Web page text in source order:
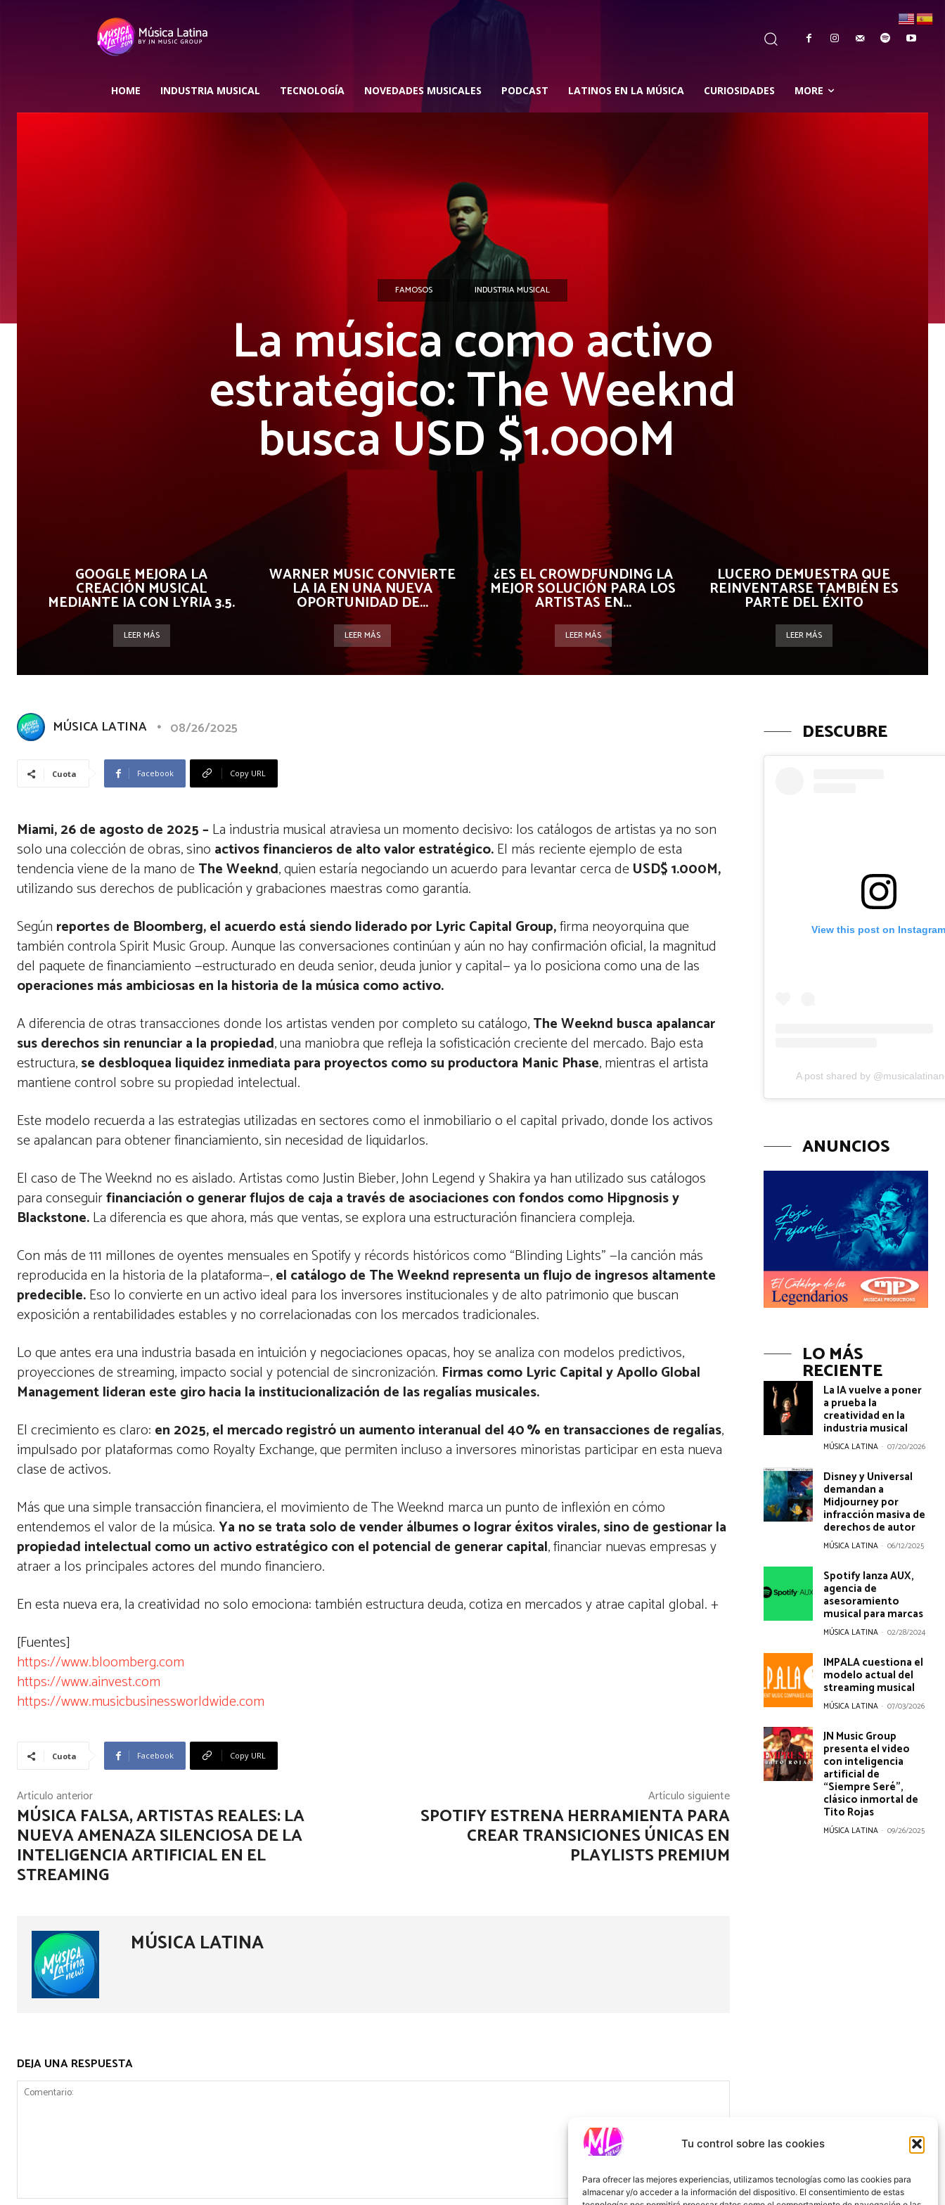
Tu control sobre las cookies
Para ofrecer las mejores experiencias, utilizamos tecnologías como las cookies para
almacenar y/o acceder a la información del dispositivo. El consentimiento de estas
HOME INDUSTRIA MUSICAL TECNOLOGÍA NOVEDADES MUSICALES PODCAST LATINOS EN LA MÚSICA CURIOSIDADES MORE
FAMOSOS INDUSTRIA MUSICAL
La música como activo
estratégico: The Weeknd
busca USD $1.000M
GOOGLE MEJORA LA
CREACIÓN MUSICAL
MEDIANTE IA CON LYRIA 3.5.
LEER MÁS
WARNER MUSIC CONVIERTE
LA IA EN UNA NUEVA
OPORTUNIDAD DE...
LEER MÁS
¿ES EL CROWDFUNDING LA
MEJOR SOLUCIÓN PARA LOS
ARTISTAS EN...
LEER MÁS
LUCERO DEMUESTRA QUE
REINVENTARSE TAMBIÉN ES
PARTE DEL ÉXITO
LEER MÁS
MÚSICA LATINA 08/26/2025
Cuota Facebook Copy URL
Miami, 26 de agosto de 2025 –La industria musical atraviesa un momento decisivo: los catálogos de artistas ya no son
solo una colección de obras, sino activos financieros de alto valor estratégico.El más reciente ejemplo de esta
tendencia viene de la mano deThe Weeknd, quien estaría negociando un acuerdo para levantar cerca deUSD$ 1.000M,
utilizando sus derechos de publicación y grabaciones maestras como garantía.
Según reportes de Bloomberg, el acuerdo está siendo liderado por Lyric Capital Group,firma neoyorquina que
también controla Spirit Music Group. Aunque las conversaciones continúan y aún no hay confirmación oficial, la magnitud
del paquete de financiamiento —estructurado en deuda senior, deuda junior y capital— ya lo posiciona como una de las
operaciones más ambiciosas en la historia de la música como activo.
A diferencia de otras transacciones donde los artistas venden por completo su catálogo,The Weeknd busca apalancar
sus derechos sin renunciar a la propiedad, una maniobra que refleja la sofisticación creciente del mercado. Bajo esta
estructura,se desbloquea liquidez inmediata para proyectos como su productora Manic Phase, mientras el artista
mantiene control sobre su propiedad intelectual.
Este modelo recuerda a las estrategias utilizadas en sectores como el inmobiliario o el capital privado, donde los activos
se apalancan para obtener financiamiento, sin necesidad de liquidarlos.
El caso de The Weeknd no es aislado. Artistas como Justin Bieber, John Legend y Shakira ya han utilizado sus catálogos
para conseguirfinanciación o generar flujos de caja a través de asociaciones con fondos como Hipgnosis y
Blackstone.La diferencia es que ahora, más que ventas, se explora una estructuración financiera compleja.
Con más de 111 millones de oyentes mensuales en Spotify y récords históricos como “Blinding Lights” —la canción más
reproducida en la historia de la plataforma—,el catálogo de The Weeknd representa un flujo de ingresos altamente
predecible.Eso lo convierte en un activo ideal para los inversores institucionales y de alto patrimonio que buscan
exposición a rentabilidades estables y no correlacionadas con los mercados tradicionales.
Lo que antes era una industria basada en intuición y negociaciones opacas, hoy se analiza con modelos predictivos,
proyecciones de streaming, impacto social y potencial de sincronización. Firmas como Lyric Capital y Apollo Global
Management lideran este giro hacia la institucionalización de las regalías musicales.
El crecimiento es claro: en 2025, el mercado registró un aumento interanual del 40 % en transacciones de regalías,
impulsado por plataformas como Royalty Exchange, que permiten incluso a inversores minoristas participar en esta nueva
clase de activos.
Más que una simple transacción financiera, el movimiento de The Weeknd marca un punto de inflexión en cómo
entendemos el valor de la música.Ya no se trata solo de vender álbumes o lograr éxitos virales, sino de gestionar la
propiedad intelectual como un activo estratégico con el potencial de generar capital, financiar nuevas empresas y
atraer a los principales actores del mundo financiero.
En esta nueva era, la creatividad no solo emociona: también estructura deuda, cotiza en mercados y atrae capital global. +
[Fuentes]
https://www.bloomberg.com
https://www.ainvest.com
https://www.musicbusinessworldwide.com
Cuota Facebook Copy URL
Artículo anterior
MÚSICA FALSA, ARTISTAS REALES: LA
NUEVA AMENAZA SILENCIOSA DE LA
INTELIGENCIA ARTIFICIAL EN EL
STREAMING
Artículo siguiente
SPOTIFY ESTRENA HERRAMIENTA PARA
CREAR TRANSICIONES ÚNICAS EN
PLAYLISTS PREMIUM
MÚSICA LATINA
DEJA UNA RESPUESTA
DESCUBRE
View this post on
A post shared by
ANUNCIOS
LO MÁS
RECIENTE
La IA vuelve a poner
a prueba la
creatividad en la
industria musical
MÚSICA LATINA - 07/20/2026
Disney y Universal
demandan a
Midjourney por
infracción masiva de
derechos de autor
MÚSICA LATINA - 06/12/2025
Spotify lanza AUX,
agencia de
asesoramiento
musical para marcas
MÚSICA LATINA - 02/28/2024
IMPALA cuestiona el
modelo actual del
streaming musical
MÚSICA LATINA - 07/03/2026
JN Music Group
presenta el video
con inteligencia
artificial de
“Siempre Seré”,
clásico inmortal de
Tito Rojas
MÚSICA LATINA - 09/26/2025